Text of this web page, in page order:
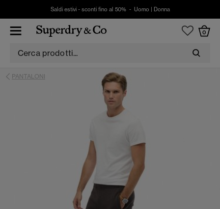
Saldi estivi - sconti fino al 50% - Uomo Donna
0
PANTALONI